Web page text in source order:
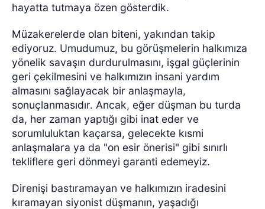
hayatta tutmaya özen gösterdik.
Müzakerelerde olan biteni, yakından takip
ediyoruz. Umudumuz, bu görüşmelerin halkımıza
yönelik savaşın durdurulmasını, işgal güçlerinin
geri çekilmesini ve halkımızın insani yardım
almasını sağlayacak bir anlaşmayla,
sonuçlanmasıdır. Ancak, eğer düşman bu turda
da, her zaman yaptığı gibi inat eder ve
sorumluluktan kaçarsa, gelecekte kısmi
anlaşmalara ya da "on esir önerisi" gibi sınırlı
tekliflere geri dönmeyi garanti edemeyiz.
Direnişi bastıramayan ve halkımızın iradesini
kıramayan siyonist düşmanın, yaşadığı